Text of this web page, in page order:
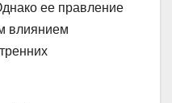
ее правление
влиянием